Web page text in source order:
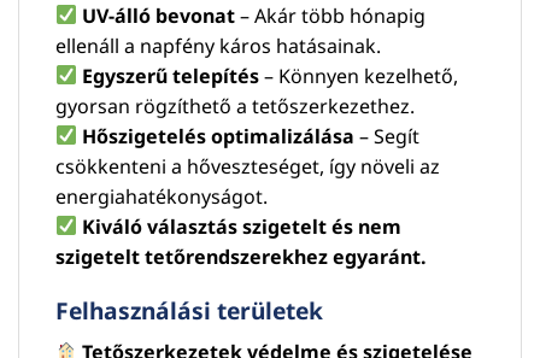
UV-álló bevonat– Akár több hónapig
ellenáll a napfény káros hatásainak.
Egyszerű telepítés– Könnyen kezelhető,
gyorsan rögzíthető a tetőszerkezethez.
Hőszigetelés optimalizálása – Segít
csökkenteni a hőveszteséget, így növeli az
energiahatékonyságot.
Kiváló választás szigetelt és nem
szigetelt tetőrendszerekhez egyaránt.
Felhasználási területek
Tetőszerkezetek védelme és szigetelése